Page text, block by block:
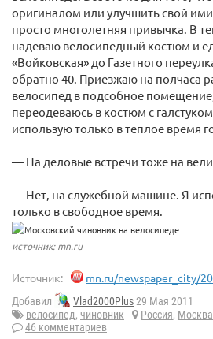
оригиналом или улучшить свой
просто многолетняя привычка. В
надеваю велосипедный костюм и
«Войковская» до Газетного
обратно 40. Приезжаю на полчаса
велосипед в подсобное
переодеваюсь в костюм с
использую только в теплое время
— На деловые встречи тоже на
— Нет, на служебной машине. Я
только в свободное время.
источник: mn.ru
Источник: mn.ru/newspaper_city/
Добавил Vlad2000Plus29 Мая 2011
велосипед, чиновник Россия, Москва
46 комментариев